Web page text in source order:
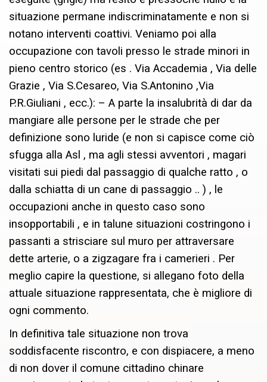
situazione permane indiscriminatamente e non si
notano interventi coattivi. Veniamo poi alla
occupazione con tavoli presso le strade minori in
pieno centro storico (es . Via Accademia , Via delle
Grazie , Via S.Cesareo, Via S.Antonino ,Via
P.R.Giuliani , ecc.): – A parte la insalubrità di dar da
mangiare alle persone per le strade che per
definizione sono luride (e non si capisce come ciò
sfugga alla Asl , ma agli stessi avventori , magari
visitati sui piedi dal passaggio di qualche ratto , o
dalla schiatta di un cane di passaggio .. ) , le
occupazioni anche in questo caso sono
insopportabili , e in talune situazioni costringono i
passanti a strisciare sul muro per attraversare
dette arterie, o a zigzagare fra i camerieri . Per
meglio capire la questione, si allegano foto della
attuale situazione rappresentata, che è migliore di
ogni commento.
In definitiva tale situazione non trova
soddisfacente riscontro, e con dispiacere, a meno
di non dover il comune cittadino chinare